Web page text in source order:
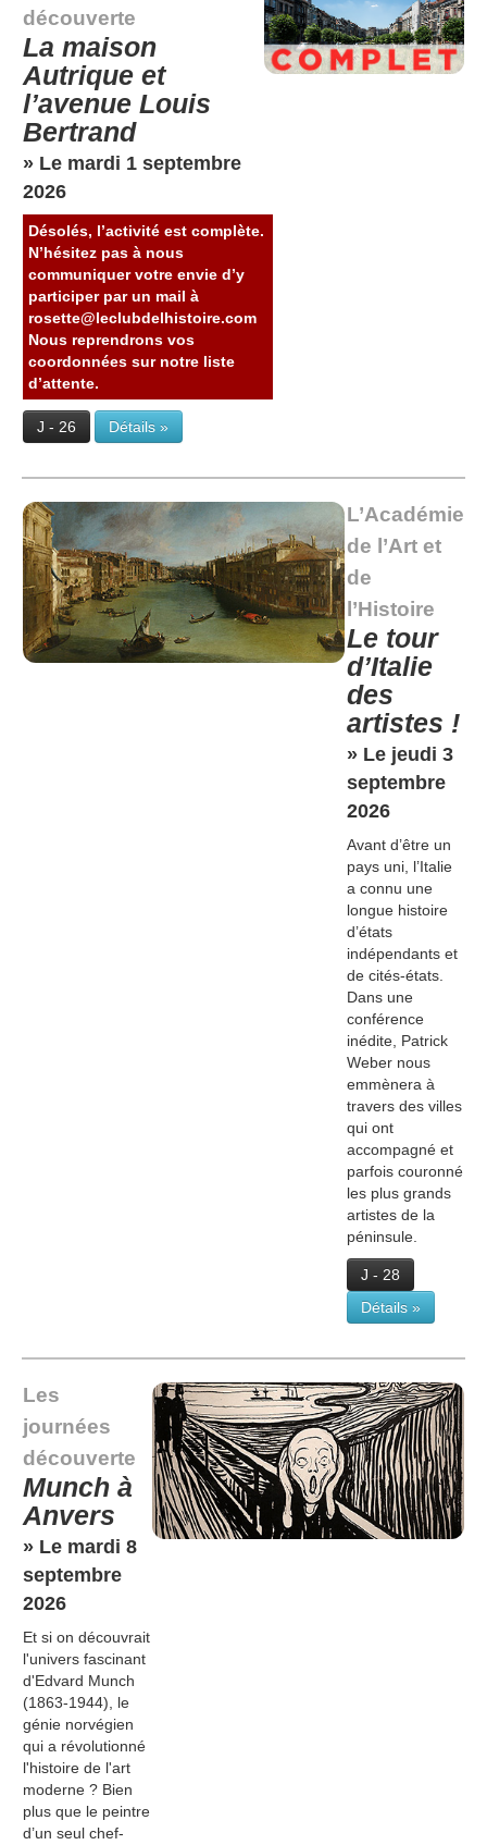
découverte
La maison
Autrique et
l’avenue Louis
Bertrand
» Le mardi 1 septembre
2026
Désolés, l’activité est complète.
N’hésitez pas à nous
communiquer votre envie d’y
participer par un mail à
rosette@leclubdelhistoire.com
Nous reprendrons vos
coordonnées sur notre liste
d’attente.
J - 26 Détails »
L’Académie
de l’Art et
de
l’Histoire
Le tour
d’Italie
des
artistes !
» Le jeudi 3
septembre
2026
Avant d’être un
pays uni, l’Italie
a connu une
longue histoire
d’états
indépendants et
de cités-états.
Dans une
conférence
inédite, Patrick
Weber nous
emmènera à
travers des villes
qui ont
accompagné et
parfois couronné
les plus grands
artistes de la
péninsule.
J - 28
Détails »
Les
journées
découverte
Munch à
Anvers
» Le mardi 8
septembre
2026
Et si on découvrait
l'univers fascinant
d'Edvard Munch
(1863-1944), le
génie norvégien
qui a révolutionné
l'histoire de l'art
moderne ? Bien
plus que le peintre
d’un seul chef-